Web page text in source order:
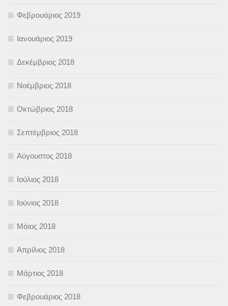
Φεβρουάριος 2019
Ιανουάριος 2019
Δεκέμβριος 2018
Νοέμβριος 2018
Οκτώβριος 2018
Σεπτέμβριος 2018
Αύγουστος 2018
Ιούλιος 2018
Ιούνιος 2018
Μάιος 2018
Απρίλιος 2018
Μάρτιος 2018
Φεβρουάριος 2018